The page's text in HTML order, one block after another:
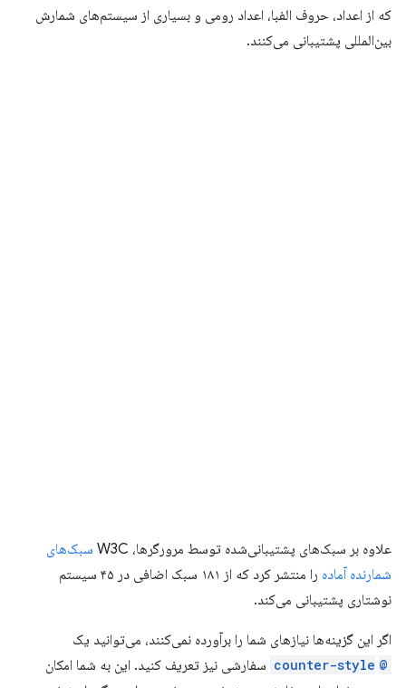
که از اعداد، حروف الفبا، اعداد رومی و بسیاری از سیستم‌های شمارش
بین‌المللی پشتیبانی می‌کنند.
علاوه بر سبک‌های پشتیبانی‌شده توسط مرورگرها، W3C
سبک‌های
شمارنده آماده
را منتشر کرد که از ۱۸۱ سبک اضافی در ۴۵ سیستم
نوشتاری پشتیبانی می‌کند.
اگر این گزینه‌ها نیازهای شما را برآورده نمی‌کنند، می‌توانید یک
@counter-style
‎ سفارشی نیز تعریف کنید. این به شما امکان